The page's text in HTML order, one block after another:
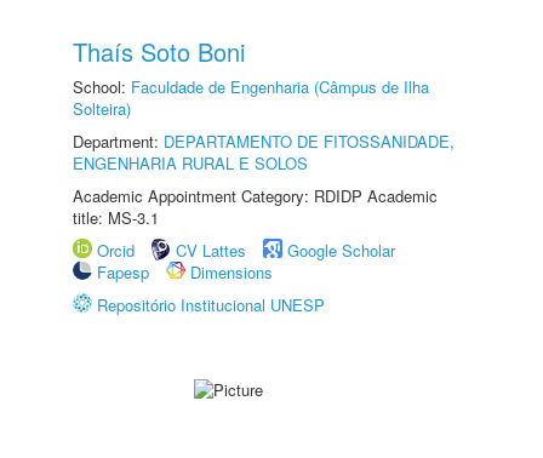
Thaís Soto Boni
School: Faculdade de Engenharia (Câmpus de Ilha
Solteira)
Department: DEPARTAMENTO DE FITOSSANIDADE,
ENGENHARIA RURAL E SOLOS
Academic Appointment Category: RDIDP Academic
title: MS-3.1
Orcid
CV Lattes
Google Scholar
Fapesp
Dimensions
Repositório Institucional UNESP